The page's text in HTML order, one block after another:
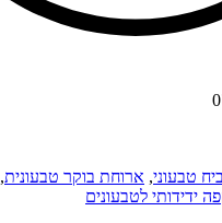
טבעוני, ארוחת בוקר טבעונית,
ידידותי לטבעונים